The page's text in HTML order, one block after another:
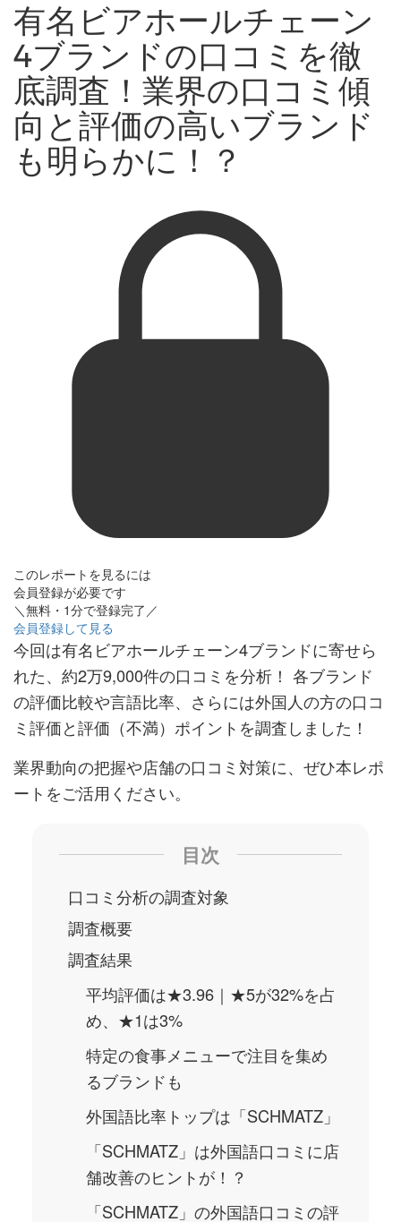
有名ビアホールチェーン
4ブランドの口コミを徹
底調査！業界の口コミ傾
向と評価の高いブランド
も明らかに！？
このレポートを見るには
会員登録が必要です
＼無料・1分で登録完了／
会員登録して見る
今回は有名ビアホールチェーン4ブランドに寄せら
れた、約2万9,000件の口コミを分析！ 各ブランド
の評価比較や言語比率、さらには外国人の方の口コ
ミ評価と評価（不満）ポイントを調査しました！
業界動向の把握や店舗の口コミ対策に、ぜひ本レポ
ートをご活用ください。
目次
口コミ分析の調査対象
調査概要
調査結果
平均評価は★3.96｜★5が32%を占
め、★1は3%
特定の食事メニューで注目を集め
るブランドも
外国語比率トップは「SCHMATZ」
「SCHMATZ」は外国語口コミに店
舗改善のヒントが！？
「SCHMATZ」の外国語口コミの評